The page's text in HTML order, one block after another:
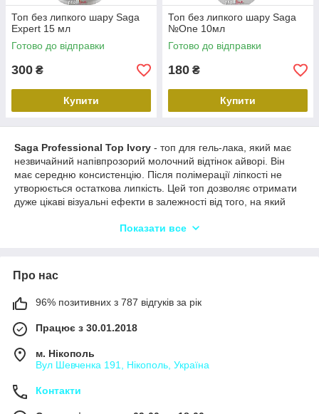
Топ без липкого шару Saga
Expert 15 мл
Готово до відправки
300 ₴
Купити
Топ без липкого шару Saga
№One 10мл
Готово до відправки
180 ₴
Купити
Saga Professional Top Ivory - топ для гель-лака, який має
незвичайний напівпрозорий молочний відтінок айворі. Він
має середню консистенцію. Після полімерації ліпкості не
утворюється остаткова липкість. Цей топ дозволяє отримати
дуже цікаві візуальні ефекти в залежності від того, на який
Прозоре нюдове, світле або пасте декоративне
відтінку ви отримаєте ефект диму.
Щоб отримати молочний ефект, топ потрібно нанести одним
тонким шаром і полімеризувати 60 секунд. Для димчастого
ефекту час полімеризації становить 3 хвилини.
Важно!
Показати все
Про нас
96% позитивних з 787 відгуків за рік
Працює з 30.01.2018
м. Нікополь
Вул Шевченка 191, Нікополь, Україна
Контакти